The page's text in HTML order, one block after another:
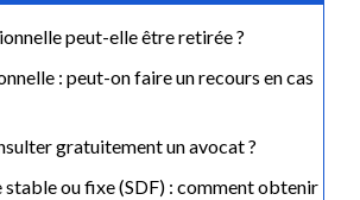
peut-elle être retirée ?
: peut-on faire un recours en cas
gratuitement un avocat ?
stable ou fixe (SDF) : comment obtenir